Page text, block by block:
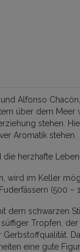
Alfonso
über dem
stehen.
Aromatik stehen.
herzhafte
wird im Keller
(500 –
dem schwarzen
Tropfen,
eine gute